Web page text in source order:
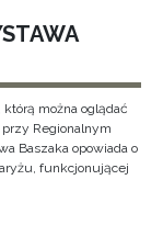
można oglądać
Regionalnym
Baszaka opowiada o
funkcjonującej